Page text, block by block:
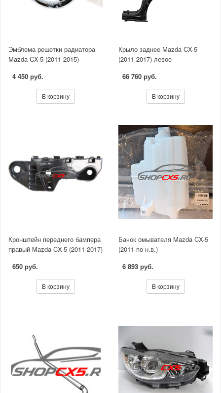
Эмблема решетки радиатора
Mazda CX-5 (2011-2015)
4 450 руб.
В корзину
Крыло заднее Mazda CX-5
(2011-2017) левое
66 760 руб.
В корзину
Кронштейн переднего бампера
правый Mazda CX-5 (2011-2017)
650 руб.
В корзину
Бачок омывателя Mazda CX-5
(2011-по н.в.)
6 893 руб.
В корзину